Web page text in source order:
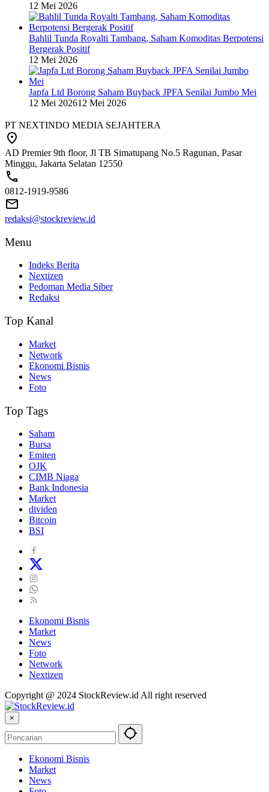
12 Mei 2026
Bahlil Tunda Royalti Tambang, Saham Komoditas Berpotensi
Bergerak Positif
12 Mei 2026
Japfa Ltd Borong Saham Buyback JPFA Senilai Jumbo Mei
12 Mei 202612 Mei 2026
PT NEXTINDO MEDIA SEJAHTERA
AD Premier 9th floor, Jl TB Simatupang No.5 Ragunan, Pasar
Minggu, Jakarta Selatan 12550
0812-1919-9586
redaksi@stockreview.id
Menu
Indeks Berita
Nextizen
Pedoman Media Siber
Redaksi
Top Kanal
Market
Network
Ekonomi Bisnis
News
Foto
Top Tags
Saham
Bursa
Emiten
OJK
CIMB Niaga
Bank Indonesia
Market
dividen
Bitcoin
BSI
Ekonomi Bisnis
Market
News
Foto
Network
Nextizen
Copyright @ 2024 StockReview.id All right reserved
×
Ekonomi Bisnis
Market
News